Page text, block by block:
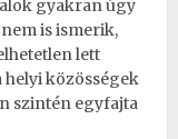
gyakran úgy
is ismerik,
lett
helyi közösségek
szintén egyfajta